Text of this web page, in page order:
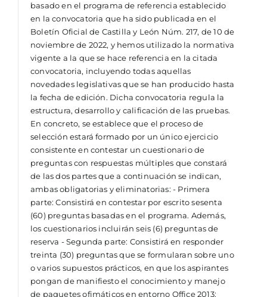
basado en el programa de referencia establecido
en la convocatoria que ha sido publicada en el
Boletín Oficial de Castilla y León Núm. 217, de 10 de
noviembre de 2022, y hemos utilizado la normativa
vigente a la que se hace referencia en la citada
convocatoria, incluyendo todas aquellas
novedades legislativas que se han producido hasta
la fecha de edición. Dicha convocatoria regula la
estructura, desarrollo y calificación de las pruebas.
En concreto, se establece que el proceso de
selección estará formado por un único ejercicio
consistente en contestar un cuestionario de
preguntas con respuestas múltiples que constará
de las dos partes que a continuación se indican,
ambas obligatorias y eliminatorias: - Primera
parte: Consistirá en contestar por escrito sesenta
(60) preguntas basadas en el programa. Además,
los cuestionarios incluirán seis (6) preguntas de
reserva - Segunda parte: Consistirá en responder
treinta (30) preguntas que se formularan sobre uno
o varios supuestos prácticos, en que los aspirantes
pongan de manifiesto el conocimiento y manejo
de paquetes ofimáticos en entorno Office 2013: